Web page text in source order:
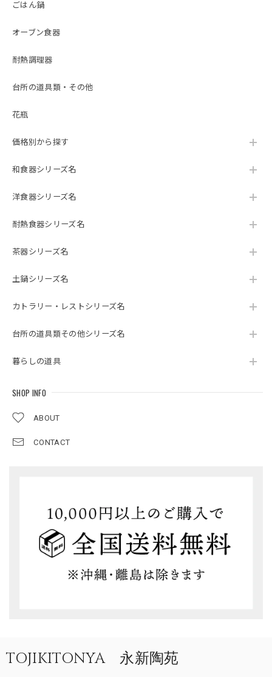
ごはん鍋
オーブン食器
耐熱調理器
台所の道具類・その他
花瓶
価格別から探す
和食器シリーズ名
洋食器シリーズ名
耐熱食器シリーズ名
茶器シリーズ名
土鍋シリーズ名
カトラリー・レストシリーズ名
台所の道具類その他シリーズ名
暮らしの道具
SHOP INFO
ABOUT
CONTACT
TOJIKITONYA 永新陶苑